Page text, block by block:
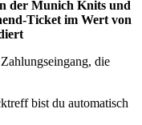
der Munich Knits und
Ticket im Wert von
die
bist du automatisch